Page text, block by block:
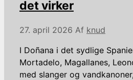
det virker
27. april 2026 Af knud
I Doñana i det sydlige
Mortadelo, Magallanes,
med slanger og